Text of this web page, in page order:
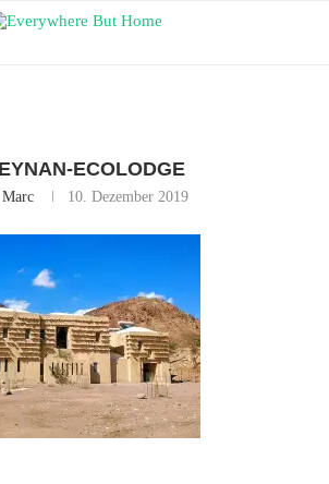
ECOLODGE
Marc 10. Dezember 2019